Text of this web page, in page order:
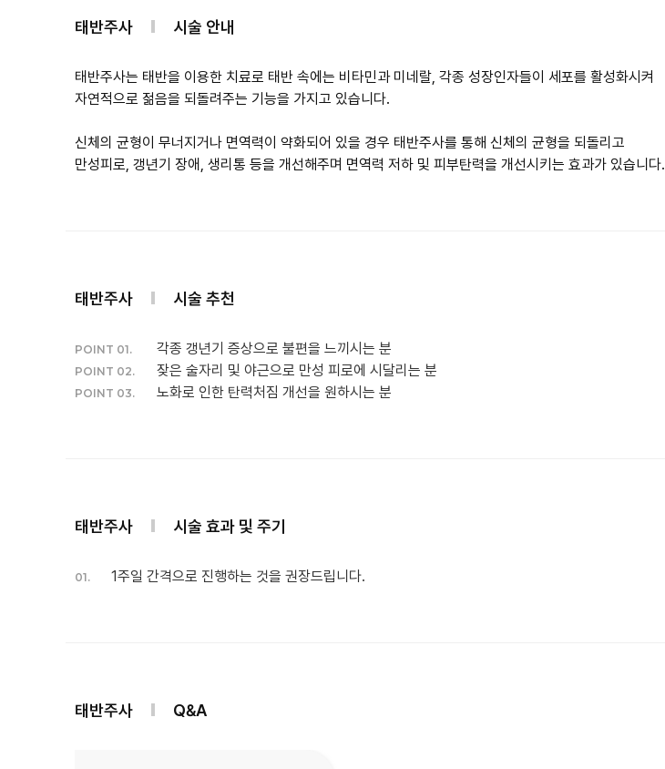
태반주사 시술 안내
태반주사는 태반을 이용한 치료로 태반 속에는 비타민과 미네랄, 각종 성장인자들이 세포를 활성화시켜
자연적으로 젊음을 되돌려주는 기능을 가지고 있습니다.
신체의 균형이 무너지거나 면역력이 약화되어 있을 경우 태반주사를 통해 신체의 균형을 되돌리고
만성피로, 갱년기 장애, 생리통 등을 개선해주며 면역력 저하 및 피부탄력을 개선시키는 효과가 있습니다.
태반주사 시술 추천
POINT 01. 각종 갱년기 증상으로 불편을 느끼시는 분
POINT 02. 잦은 술자리 및 야근으로 만성 피로에 시달리는 분
POINT 03. 노화로 인한 탄력처짐 개선을 원하시는 분
태반주사 시술 효과 및 주기
01. 1주일 간격으로 진행하는 것을 권장드립니다.
태반주사 Q&A